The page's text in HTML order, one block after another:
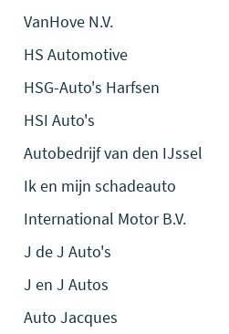
VanHove N.V.
HS Automotive
HSG-Auto's Harfsen
HSI Auto's
Autobedrijf van den IJssel
Ik en mijn schadeauto
International Motor B.V.
J de J Auto's
J en J Autos
Auto Jacques